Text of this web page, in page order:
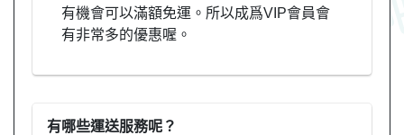
有機會可以滿額免運。所以成爲VIP會員會
有非常多的優惠喔。
有哪些運送服務呢？